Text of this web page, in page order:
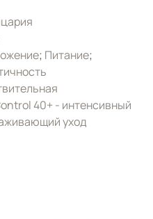
; Питание;
40+ - интенсивный
уход